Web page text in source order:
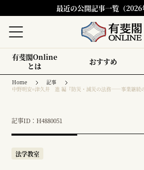
最近の公開記事一覧（2026
有斐閣Online
とは
おすすめ
Home
記事
中野明安=津久井 進 編『防災・減災の法務――事業継続の
記事ID：H4880051
法学教室